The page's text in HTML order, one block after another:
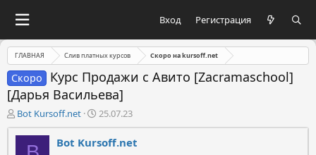
Вход Регистрация
ГЛАВНАЯ Слив платных курсов Скоро на kursoff.net
Скоро
Курс Продажи с Авито [Zacramaschool]
[Дарья Васильева]
А
в
т
Bot Kursoff.net
Д
а
т
а
25.07.23
Bot Kursoff.net